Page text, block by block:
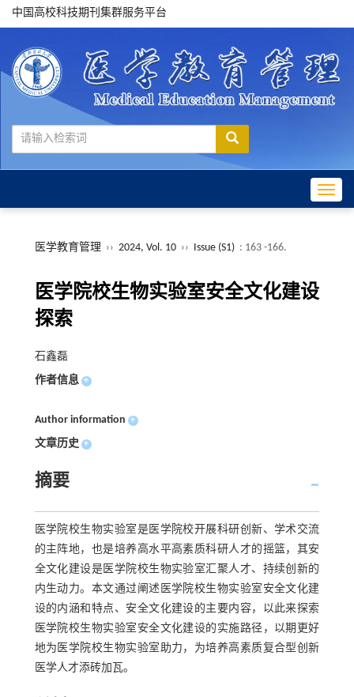
中国高校科技期刊集群服务平台
医学教育管理 ›› 2024, Vol. 10 ›› Issue (S1) : 163 -166.
医学院校生物实验室安全文化建设
探索
石鑫磊
作者信息 +
Author information +
文章历史 +
摘要
医学院校生物实验室是医学院校开展科研创新、学术交流
的主阵地，也是培养高水平高素质科研人才的摇篮，其安
全文化建设是医学院校生物实验室汇聚人才、持续创新的
内生动力。本文通过阐述医学院校生物实验室安全文化建
设的内涵和特点、安全文化建设的主要内容，以此来探索
医学院校生物实验室安全文化建设的实施路径，以期更好
地为医学院校生物实验室助力，为培养高素质复合型创新
医学人才添砖加瓦。